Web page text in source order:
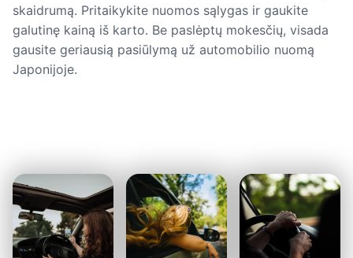
skaidrumą. Pritaikykite nuomos sąlygas ir gaukite
galutinę kainą iš karto. Be paslėptų mokesčių, visada
gausite geriausią pasiūlymą už automobilio nuomą
Japonijoje.